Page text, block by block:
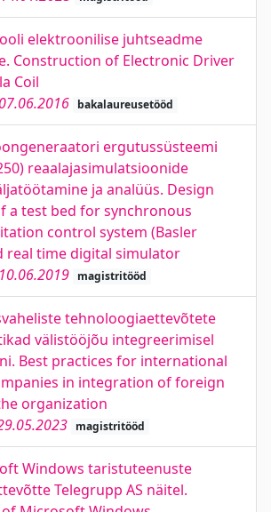
elektroonilise juhtseadme
Construction of Electronic Driver
Coil
07.06.2016 bakalaureusetööd
ergutussüsteemi
reaalajasimulatsioonide
ja analüüs. Design
a test bed for synchronous
control system (Basler
real time digital simulator
10.06.2019 magistritööd
tehnoloogiaettevõtete
välistööjõu integreerimisel
Best practices for international
in integration of foreign
organization
magistritööd
Windows taristuteenuste
Telegrupp AS näitel.